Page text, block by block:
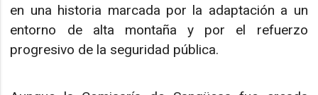
en una historia marcada por la adaptación a un
entorno de alta montaña y por el refuerzo
progresivo de la seguridad pública.